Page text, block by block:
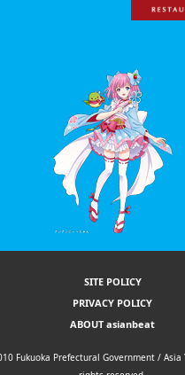
SITE POLICY
PRIVACY POLICY
ABOUT asianbeat
Fukuoka Prefectural Government / Asia